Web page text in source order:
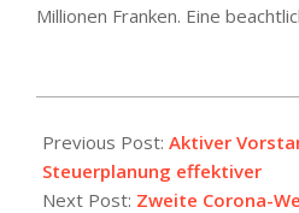
Millionen Franken. Eine
06-
18
Previous Post: Aktiver
Steuerplanung effektiver
Next Post: Zweite Corona-